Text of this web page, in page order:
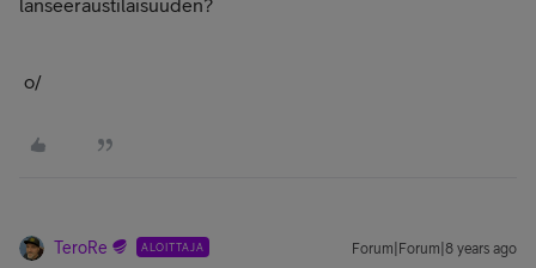
lanseeraustilaisuuden?
o/
TeroRe ALOITTAJA Forum|Forum|8 years ago